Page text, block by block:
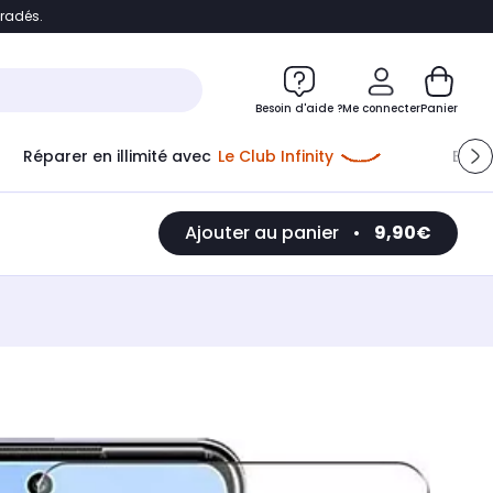
Accéder directement au chatbot
Besoin d'aide ?Me connecter
Me connecter
Nouveau client Créer mon compte
ou me connecter avec
Panier
Réparer en illimité avec Le Club Infinity
Ajouter au panier • 9,90€